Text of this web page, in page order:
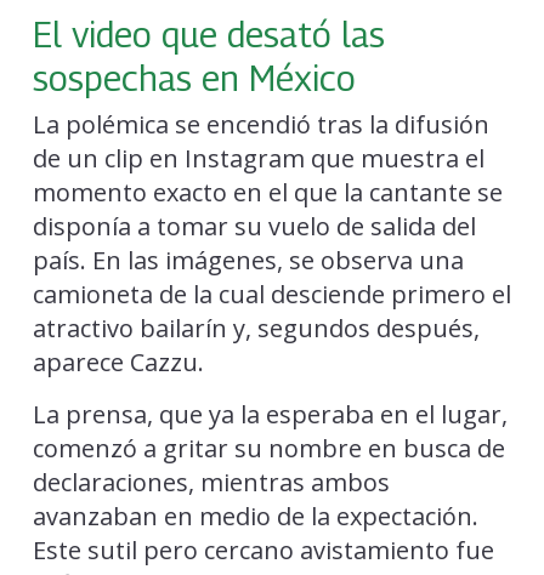
El video que desató las
sospechas en México
La polémica se encendió tras la difusión
de un clip en Instagram que muestra el
momento exacto en el que la cantante se
disponía a tomar su vuelo de salida del
país. En las imágenes, se observa una
camioneta de la cual desciende primero el
atractivo bailarín y, segundos después,
aparece Cazzu.
La prensa, que ya la esperaba en el lugar,
comenzó a gritar su nombre en busca de
declaraciones, mientras ambos
avanzaban en medio de la expectación.
Este sutil pero cercano avistamiento fue